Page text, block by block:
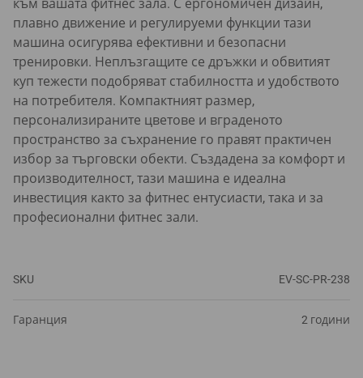
към вашата фитнес зала. С ергономичен дизайн,
плавно движение и регулируеми функции тази
машина осигурява ефективни и безопасни
тренировки. Неплъзгащите се дръжки и обвитият
куп тежести подобряват стабилността и удобството
на потребителя. Компактният размер,
персонализираните цветове и вграденото
пространство за съхранение го правят практичен
избор за търговски обекти. Създадена за комфорт и
производителност, тази машина е идеална
инвестиция както за фитнес ентусиасти, така и за
професионални фитнес зали.
SKU EV-SC-PR-238
Гаранция 2 години